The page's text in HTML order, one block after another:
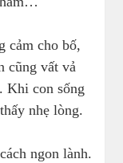
cảm cho bố,
cũng vất vả
Khi con sống
nhẹ lòng.
ngon lành.